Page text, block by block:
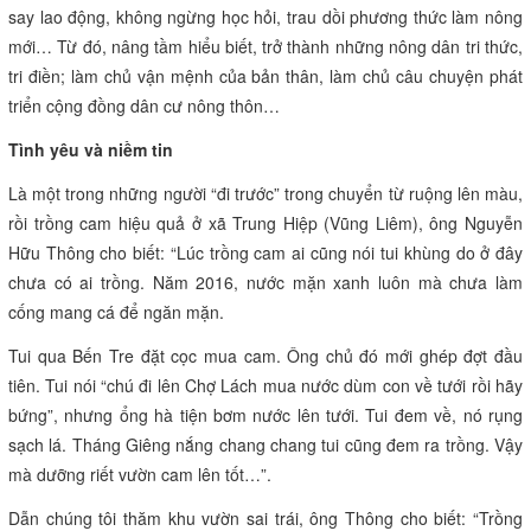
say lao động, không ngừng học hỏi, trau dồi phương thức làm nông
mới… Từ đó, nâng tầm hiểu biết, trở thành những nông dân tri thức,
tri điền; làm chủ vận mệnh của bản thân, làm chủ câu chuyện phát
triển cộng đồng dân cư nông thôn…
Tình yêu và niềm tin
Là một trong những người “đi trước” trong chuyển từ ruộng lên màu,
rồi trồng cam hiệu quả ở xã Trung Hiệp (Vũng Liêm), ông Nguyễn
Hữu Thông cho biết: “Lúc trồng cam ai cũng nói tui khùng do ở đây
chưa có ai trồng. Năm 2016, nước mặn xanh luôn mà chưa làm
cống mang cá để ngăn mặn.
Tui qua Bến Tre đặt cọc mua cam. Ông chủ đó mới ghép đợt đầu
tiên. Tui nói “chú đi lên Chợ Lách mua nước dùm con về tưới rồi hãy
bứng”, nhưng ổng hà tiện bơm nước lên tưới. Tui đem về, nó rụng
sạch lá. Tháng Giêng nắng chang chang tui cũng đem ra trồng. Vậy
mà dưỡng riết vườn cam lên tốt…”.
Dẫn chúng tôi thăm khu vườn sai trái, ông Thông cho biết: “Trồng